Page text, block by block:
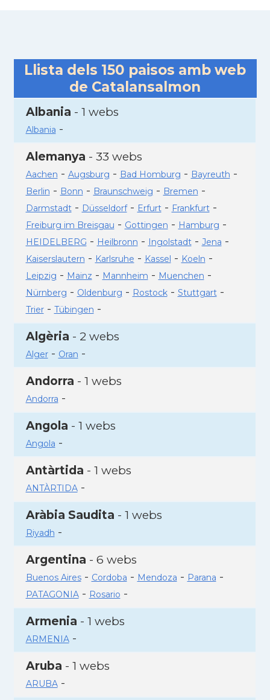
Llista dels 150 paisos amb web
de Catalansalmon
Albania - 1 webs
Albania -
Alemanya - 33 webs
Aachen - Augsburg - Bad Homburg - Bayreuth -
Berlin - Bonn - Braunschweig - Bremen -
Darmstadt- Düsseldorf- Erfurt- Frankfurt-
Freiburg im Breisgau - Gottingen - Hamburg -
HEIDELBERG - Heilbronn - Ingolstadt- Jena -
Kaiserslautern - Karlsruhe - Kassel - Koeln -
Leipzig - Mainz - Mannheim - Muenchen -
Nürnberg - Oldenburg - Rostock- Stuttgart-
Trier- Tübingen -
Algèria - 2 webs
Alger- Oran -
Andorra - 1 webs
Andorra -
Angola - 1 webs
Angola -
Antàrtida - 1 webs
ANTÀRTIDA-
Aràbia Saudita - 1 webs
Riyadh -
Argentina - 6 webs
Buenos Aires- Cordoba - Mendoza - Parana -
PATAGONIA- Rosario -
Armenia - 1 webs
ARMENIA-
Aruba - 1 webs
ARUBA-